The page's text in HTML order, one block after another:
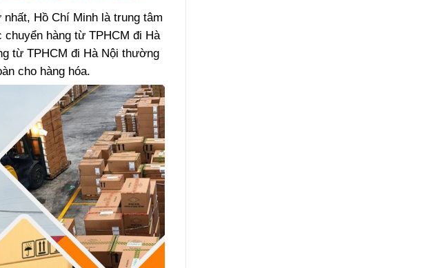
Hồ Chí Minh là trung tâm
hàng từ TPHCM đi Hà
từ TPHCM đi Hà Nội thường
cho hàng hóa.